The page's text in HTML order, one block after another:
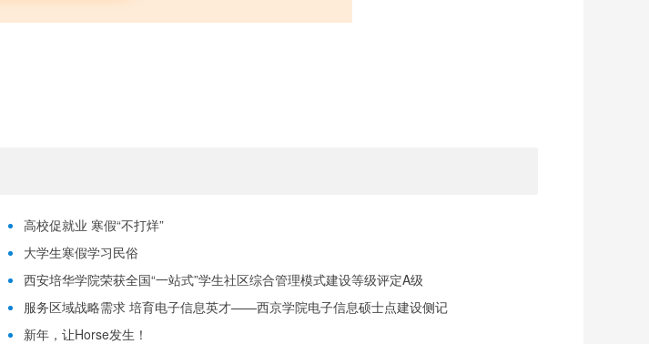
高校促就业 寒假“不打烊”
大学生寒假学习民俗
西安培华学院荣获全国“一站式”学生社区综合管理模式建设等级评定A级
服务区域战略需求 培育电子信息英才——西京学院电子信息硕士点建设侧记
新年，让Horse发生！